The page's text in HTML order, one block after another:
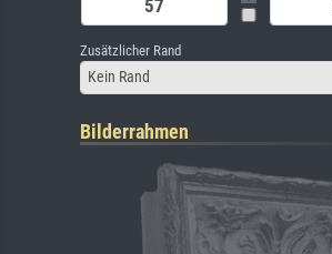
Zusätzlicher Rand
Kein Rand
Bilderrahmen